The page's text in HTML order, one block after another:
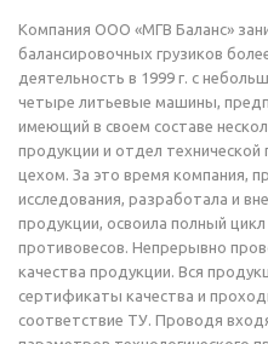
Компания ООО «МГВ Баланс»
балансировочных грузиков
деятельность в 1999 г. с
четыре литьевые машины,
имеющий в своем составе
продукции и отдел
цехом. За это время компания,
исследования, разработала и
продукции, освоила полный
противовесов. Непрерывно
качества продукции. Вся
сертификаты качества и
соответствие ТУ. Проводя